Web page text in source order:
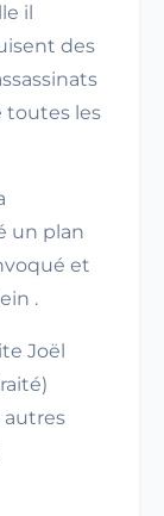
il
des
toutes les
un plan
et
.
Joël
autres